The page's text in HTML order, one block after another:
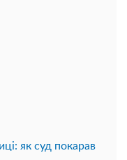
як суд покарав